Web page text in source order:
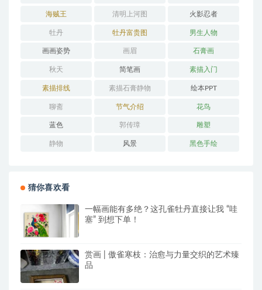
海贼王 清明上河图 火影忍者
牡丹 牡丹富贵图 男生人物
画画姿势 画眉 石膏画
秋天 简笔画 素描入门
素描排线 素描石膏静物 绘本PPT
聊斋 节气介绍 花鸟
蓝色 郭传璋 雕塑
静物 风景 黑色手绘
猜你喜欢看
一幅画能有多绝？这孔雀牡丹直接让我 “哇
塞” 到想下单！
赏画 | 傲雀寒枝：治愈与力量交织的艺术臻
品